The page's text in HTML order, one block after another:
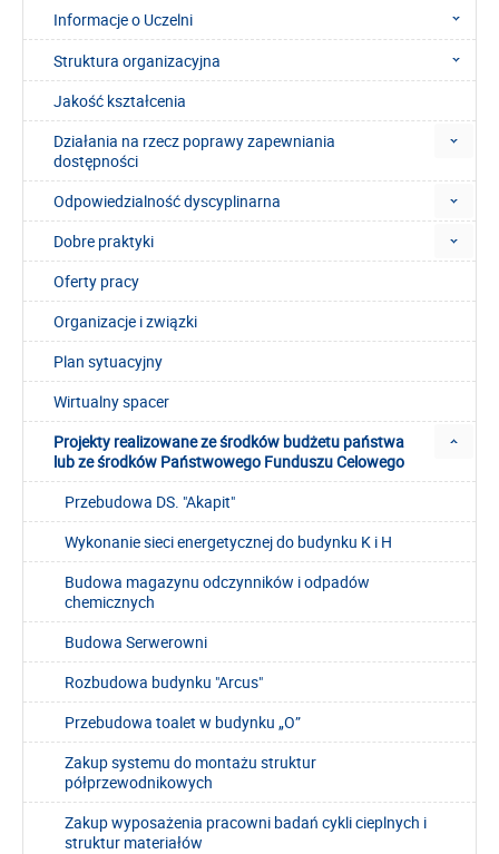
Informacje o Uczelni
Struktura organizacyjna
Jakość kształcenia
Działania na rzecz poprawy zapewniania
dostępności
Odpowiedzialność dyscyplinarna
Dobre praktyki
Oferty pracy
Organizacje i związki
Plan sytuacyjny
Wirtualny spacer
Projekty realizowane ze środków budżetu państwa
lub ze środków Państwowego Funduszu Celowego
Przebudowa DS. "Akapit"
Wykonanie sieci energetycznej do budynku K i H
Budowa magazynu odczynników i odpadów
chemicznych
Budowa Serwerowni
Rozbudowa budynku "Arcus"
Przebudowa toalet w budynku „O”
Zakup systemu do montażu struktur
półprzewodnikowych
Zakup wyposażenia pracowni badań cykli cieplnych i
struktur materiałów